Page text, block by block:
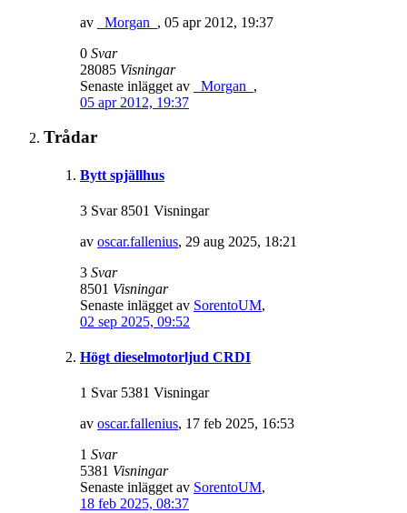
av
_Morgan_ , 05 apr 2012, 19:37
0 Svar
28085 Visningar
Senaste inlägget av
_Morgan_ ,
05 apr 2012, 19:37
Trådar
Bytt spjällhus
3 Svar 8501 Visningar
av oscar.fallenius, 29 aug 2025, 18:21
3 Svar
8501 Visningar
Senaste inlägget av SorentoUM,
02 sep 2025, 09:52
Högt dieselmotorljud CRDI
1 Svar 5381 Visningar
av oscar.fallenius, 17 feb 2025, 16:53
1 Svar
5381 Visningar
Senaste inlägget av SorentoUM,
18 feb 2025, 08:37